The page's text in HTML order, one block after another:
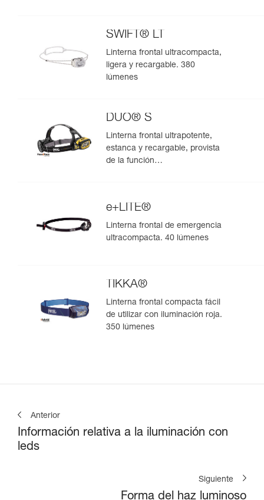
SWIFT® LT
Linterna frontal ultracompacta,
ligera y recargable. 380
lúmenes
DUO® S
Linterna frontal ultrapotente,
estanca y recargable, provista
de la función
e+LITE®
Linterna frontal de emergencia
ultracompacta. 40 lúmenes
TIKKA®
Linterna frontal compacta fácil
de utilizar con iluminación roja.
350 lúmenes
Anterior
Información relativa a la iluminación con
leds
Siguiente
Forma del haz luminoso